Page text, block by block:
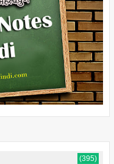
(395)